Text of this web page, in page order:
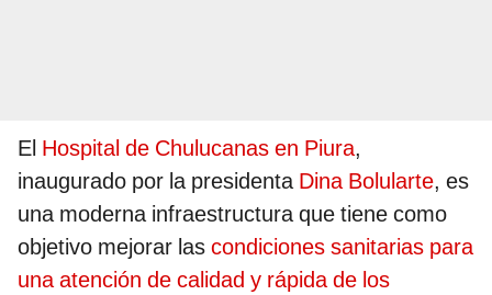
El Hospital de Chulucanas en Piura,
inaugurado por la presidenta Dina Bolularte, es
una moderna infraestructura que tiene como
objetivo mejorar las condiciones sanitarias para
una atención de calidad y rápida de los